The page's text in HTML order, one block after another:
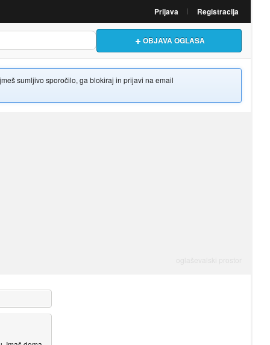
Prijava Registracija
OBJAVA OGLASA
sumljivo sporočilo, ga blokiraj in prijavi na email